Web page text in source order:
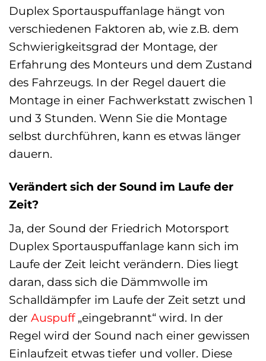
Duplex Sportauspuffanlage hängt von
verschiedenen Faktoren ab, wie z.B. dem
Schwierigkeitsgrad der Montage, der
Erfahrung des Monteurs und dem Zustand
des Fahrzeugs. In der Regel dauert die
Montage in einer Fachwerkstatt zwischen 1
und 3 Stunden. Wenn Sie die Montage
selbst durchführen, kann es etwas länger
dauern.
Verändert sich der Sound im Laufe der
Zeit?
Ja, der Sound der Friedrich Motorsport
Duplex Sportauspuffanlage kann sich im
Laufe der Zeit leicht verändern. Dies liegt
daran, dass sich die Dämmwolle im
Schalldämpfer im Laufe der Zeit setzt und
der Auspuff„eingebrannt“ wird. In der
Regel wird der Sound nach einer gewissen
Einlaufzeit etwas tiefer und voller. Diese